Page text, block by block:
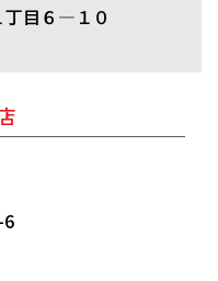
目６―１０